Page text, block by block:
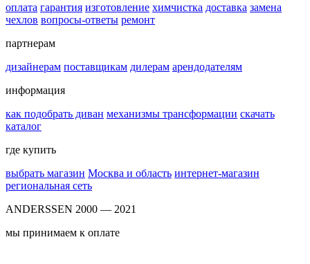
оплата гарантия изготовление химчистка доставка замена
чехлов вопросы-ответы ремонт
партнерам
дизайнерам поставщикам дилерам арендодателям
информация
как подобрать диван механизмы трансформации скачать
каталог
где купить
выбрать магазин Москва и область интернет-магазин
региональная сеть
ANDERSSEN 2000 — 2021
мы принимаем к оплате